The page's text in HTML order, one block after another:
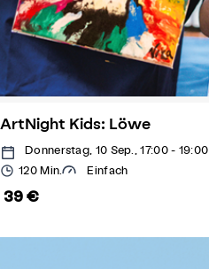
ArtNight Kids: Löwe
Donnerstag, 10 Sep., 17:00 - 19:00
120 Min.
Einfach
39 €